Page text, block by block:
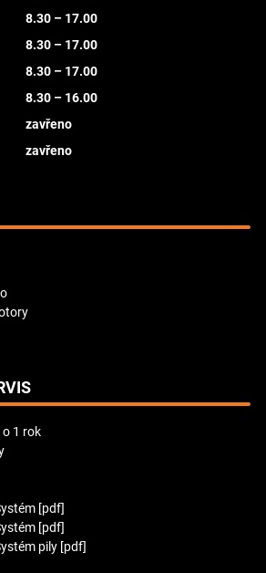
8.30 – 17.00
8.30 – 17.00
8.30 – 17.00
8.30 – 16.00
zavřeno
zavřeno
1 rok
[pdf]
[pdf]
pily [pdf]